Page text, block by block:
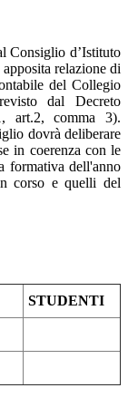
Consiglio d’Istituto
relazione di
del Collegio
dal Decreto
art.2, comma 3).
dovrà deliberare
in coerenza con le
formativa dell'anno
corso e quelli del
STUDENTI